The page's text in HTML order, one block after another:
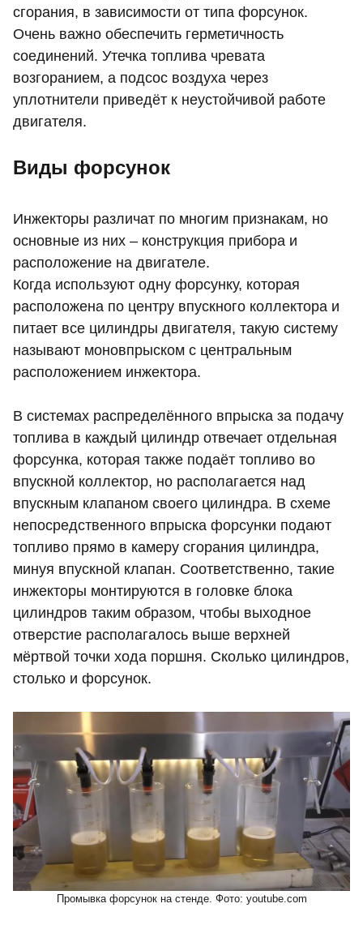
сгорания, в зависимости от типа форсунок.
Очень важно обеспечить герметичность
соединений. Утечка топлива чревата
возгоранием, а подсос воздуха через
уплотнители приведёт к неустойчивой работе
двигателя.
Виды форсунок
Инжекторы различат по многим признакам, но
основные из них – конструкция прибора и
расположение на двигателе.
Когда используют одну форсунку, которая
расположена по центру впускного коллектора и
питает все цилиндры двигателя, такую систему
называют моновпрыском с центральным
расположением инжектора.
В системах распределённого впрыска за подачу
топлива в каждый цилиндр отвечает отдельная
форсунка, которая также подаёт топливо во
впускной коллектор, но располагается над
впускным клапаном своего цилиндра. В схеме
непосредственного впрыска форсунки подают
топливо прямо в камеру сгорания цилиндра,
минуя впускной клапан. Соответственно, такие
инжекторы монтируются в головке блока
цилиндров таким образом, чтобы выходное
отверстие располагалось выше верхней
мёртвой точки хода поршня. Сколько цилиндров,
столько и форсунок.
Промывка форсунок на стенде. Фото: youtube.com